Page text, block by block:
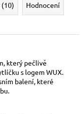
(10) Hodnocení
který pečlivě
s logem WUX.
balení, které